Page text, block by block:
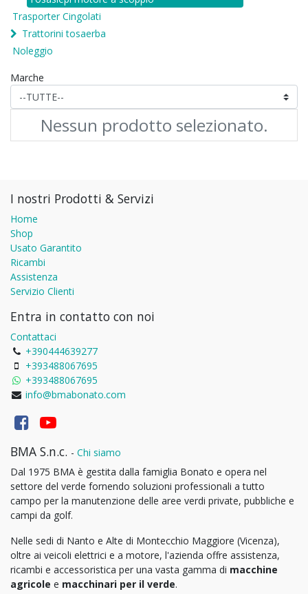
Trasporter Cingolati
Trattorini tosaerba
Noleggio
Marche
Nessun prodotto selezionato.
I nostri Prodotti & Servizi
Home
Shop
Usato Garantito
Ricambi
Assistenza
Servizio Clienti
Entra in contatto con noi
Contattaci
+390444639277
+393488067695
+393488067695
info@bmabonato.com
BMA S.n.c. - Chi siamo
Dal 1975 BMA è gestita dalla famiglia Bonato e opera nel
settore del verde fornendo soluzioni professionali a tutto
campo per la manutenzione delle aree verdi private, pubbliche e
campi da golf.
Nelle sedi di Nanto e Alte di Montecchio Maggiore (Vicenza),
oltre ai veicoli elettrici e a motore, l'azienda offre assistenza,
ricambi e accessoristica per una vasta gamma di macchine
agricole e macchinari per il verde.